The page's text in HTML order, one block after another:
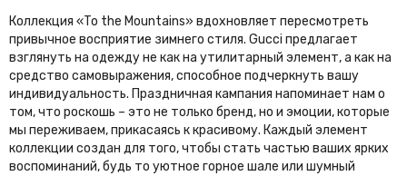
Коллекция «To the Mountains» вдохновляет пересмотреть
привычное восприятие зимнего стиля. Gucci предлагает
взглянуть на одежду не как на утилитарный элемент, а как на
средство самовыражения, способное подчеркнуть вашу
индивидуальность. Праздничная кампания напоминает нам о
том, что роскошь – это не только бренд, но и эмоции, которые
мы переживаем, прикасаясь к красивому. Каждый элемент
коллекции создан для того, чтобы стать частью ваших ярких
воспоминаний, будь то уютное горное шале или шумный